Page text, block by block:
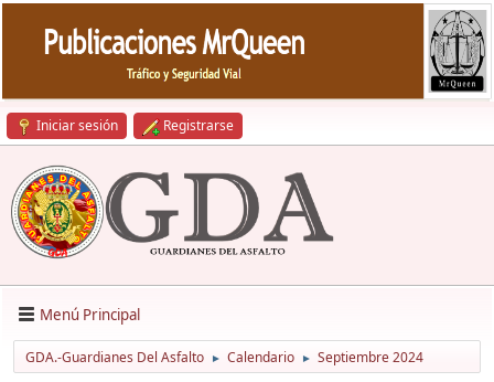
Iniciar sesión Registrarse
Menú Principal
GDA.-Guardianes Del Asfalto ► Calendario ► Septiembre 2024